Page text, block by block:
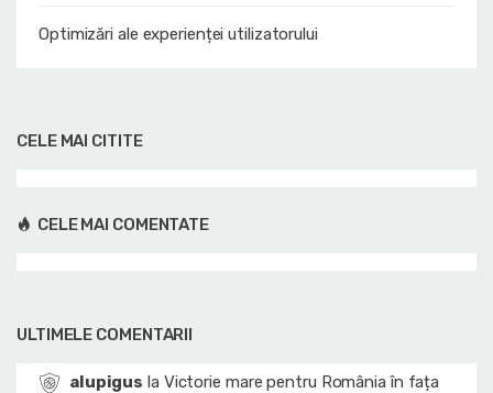
Optimizări ale experienței utilizatorului
CELE MAI CITITE
CELE MAI COMENTATE
ULTIMELE COMENTARII
alupigus la Victorie mare pentru România în fața